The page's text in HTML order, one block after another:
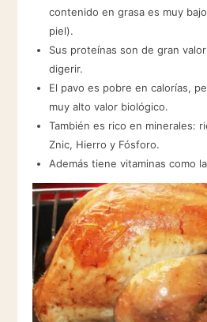
contenido en grasa es muy
piel).
Sus proteínas son de gran
digerir.
El pavo es pobre en calorías,
muy alto valor biológico.
También es rico en minerales:
Znic, Hierro y Fósforo.
Además tiene vitaminas como